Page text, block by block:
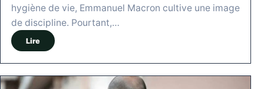
hygiène de vie, Emmanuel Macron cultive une image
de discipline. Pourtant,…
Lire